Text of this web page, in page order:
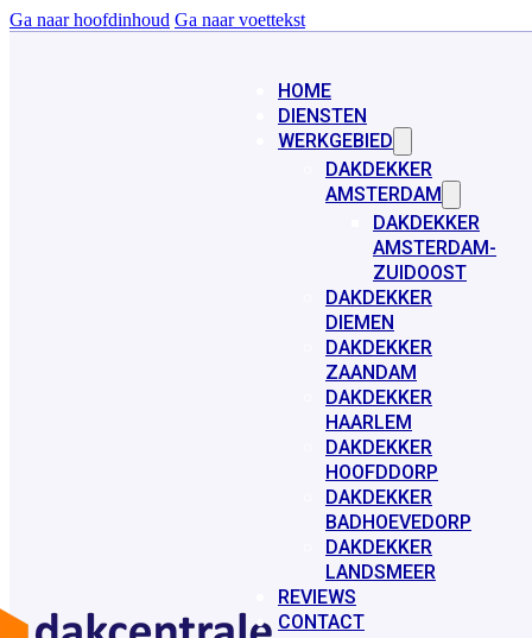
Ga naar hoofdinhoud Ga naar voettekst
HOME
DIENSTEN
WERKGEBIED
DAKDEKKER
AMSTERDAM
DAKDEKKER
AMSTERDAM-
ZUIDOOST
DAKDEKKER
DIEMEN
DAKDEKKER
ZAANDAM
DAKDEKKER
HAARLEM
DAKDEKKER
HOOFDDORP
DAKDEKKER
BADHOEVEDORP
DAKDEKKER
LANDSMEER
REVIEWS
CONTACT